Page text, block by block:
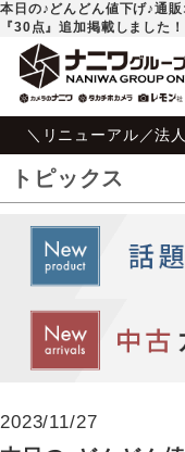
本日の♪どんどん値下げ♪通
『30点』追加掲載しました！
＼リニューアル／法
トピックス
2023/11/27